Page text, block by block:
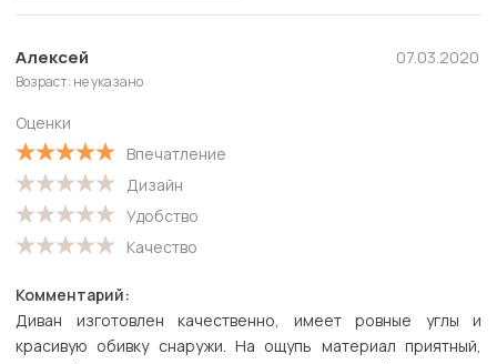
Полезные
Новые
Старые
С высокой оценкой
С низкой оценкой
Алексей
Возраст: не указано
Оценки
Впечатление
Дизайн
Удобство
Качество
07.03.2020
Комментарий:
Диван изготовлен качественно, имеет ровные углы и
красивую обивку снаружи. На ощупь материал приятный,